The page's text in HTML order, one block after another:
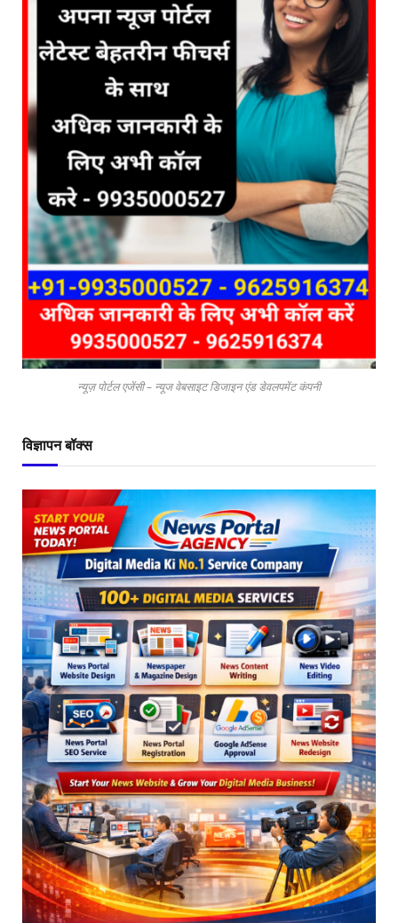
न्यूज़ पोर्टल एजेंसी – न्यूज वेबसाइट डिजाइन एंड डेवलपमेंट कंपनी
विज्ञापन बॉक्स